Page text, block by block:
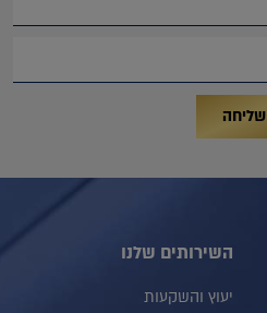
שליחה
השירותים שלנו
יעוץ והשקעות